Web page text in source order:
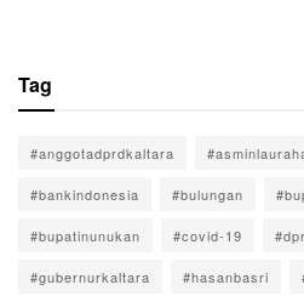
Tag
#anggotadprdkaltara
#bankindonesia #bulungan
#bupatinunukan #covid-19
#gubernurkaltara #hasanbasri